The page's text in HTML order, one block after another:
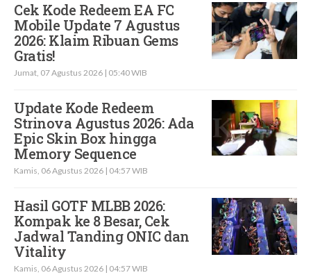
Cek Kode Redeem EA FC
Mobile Update 7 Agustus
2026: Klaim Ribuan Gems
Gratis!
Jumat, 07 Agustus 2026 | 05:40 WIB
Update Kode Redeem
Strinova Agustus 2026: Ada
Epic Skin Box hingga
Memory Sequence
Kamis, 06 Agustus 2026 | 04:57 WIB
Hasil GOTF MLBB 2026:
Kompak ke 8 Besar, Cek
Jadwal Tanding ONIC dan
Vitality
Kamis, 06 Agustus 2026 | 04:57 WIB